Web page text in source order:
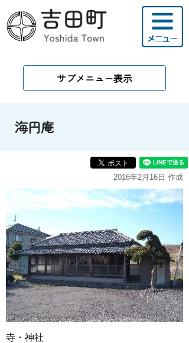
サブメニュー表示
海円庵
2016年2月16日 作成
寺・神社